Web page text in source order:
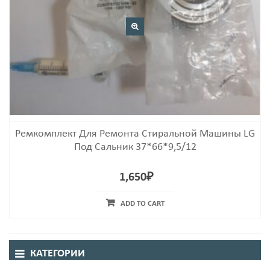
Ремкомплект Для Ремонта Стиральной Машины LG
Под Сальник 37*66*9,5/12
1,650₽
ADD TO CART
КАТЕГОРИИ